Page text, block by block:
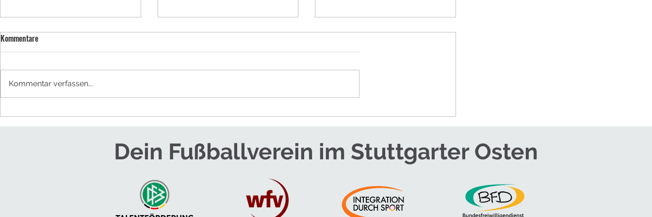
BUFDI werden
NEUES TRAINERTEAM FÜR DIE
HERREN
SOMMERCAMPS - JETZT
ANMELDEN!
Kommentare
Kommentar verfassen...
Dein Fußballverein im Stuttgarter Osten